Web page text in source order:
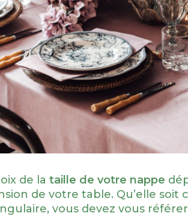
de la taille de votre nappe
de votre table. Qu’elle soit
vous devez vous